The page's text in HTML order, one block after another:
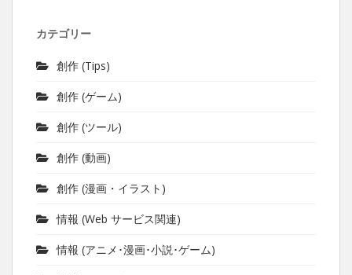
カテゴリー
創作 (Tips)
創作 (ゲーム)
創作 (ツール)
創作 (動画)
創作 (漫画・イラスト)
情報 (Web サービス関連)
情報 (アニメ･漫画･小説･ゲーム)